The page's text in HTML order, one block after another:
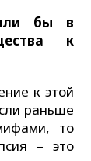
бы в
к
к этой
раньше
то
– это